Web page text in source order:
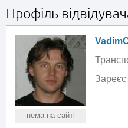
Профіль
нема на сайті